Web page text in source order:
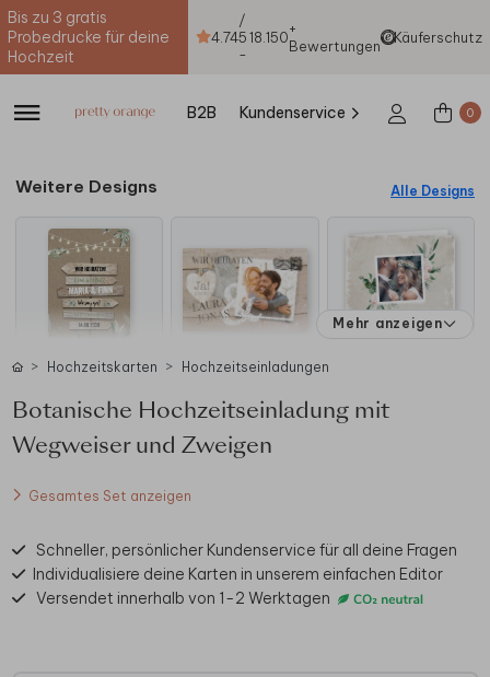
Bis zu 3 gratis
Probedrucke für deine
Hochzeit
4.74
/
5
-
18.150+
Bewertungen
Käuferschutz
B2B Kundenservice 0
Weitere Designs Alle Designs
Mehr anzeigen
Hochzeitskarten Hochzeitseinladungen
Botanische Hochzeitseinladung mit
Wegweiser und Zweigen
Gesamtes Set anzeigen
Schneller, persönlicher Kundenservice für all deine Fragen
Individualisiere deine Karten in unserem einfachen Editor
Versendet innerhalb von 1-2 Werktagen